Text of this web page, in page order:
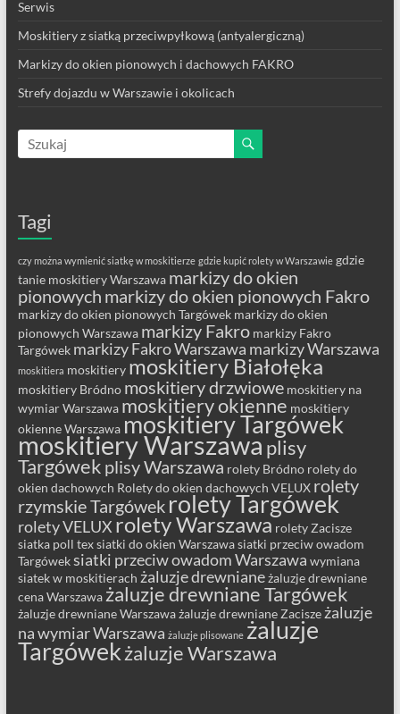
Serwis
Moskitiery z siatką przeciwpyłkową (antyalergiczną)
Markizy do okien pionowych i dachowych FAKRO
Strefy dojazdu w Warszawie i okolicach
Tagi
czy można wymienić siatkę w moskitierze gdzie kupić rolety w Warszawie gdzie
tanie moskitiery Warszawa markizy do okien
pionowych markizy do okien pionowych Fakro
markizy do okien pionowych Targówek markizy do okien
pionowych Warszawa markizy Fakro markizy Fakro
Targówek markizy Fakro Warszawa markizy Warszawa
moskitiera moskitiery moskitiery Białołęka
moskitiery Bródno moskitiery drzwiowe moskitiery na
wymiar Warszawa moskitiery okienne moskitiery
okienne Warszawa moskitiery Targówek
moskitiery Warszawa plisy
Targówek plisy Warszawa rolety Bródno rolety do
okien dachowych Rolety do okien dachowych VELUX rolety
rzymskie Targówek rolety Targówek
rolety VELUX rolety Warszawa rolety Zacisze
siatka poll texsiatki do okien Warszawasiatki przeciw owadom
Targóweksiatki przeciw owadom Warszawa wymiana
siatek w moskitierach żaluzje drewnianeżaluzje drewniane
cena Warszawa żaluzje drewniane Targówek
żaluzje drewniane Warszaważaluzje drewniane Zacisze żaluzje
na wymiar Warszawa żaluzje plisowane żaluzje
Targówekżaluzje Warszawa